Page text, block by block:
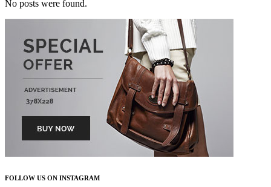
No posts were found.
FOLLOW US ON INSTAGRAM